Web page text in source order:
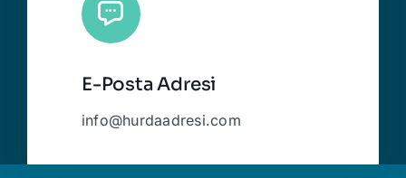
E-Posta Adresi
info@hurdaadresi.com